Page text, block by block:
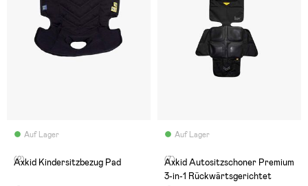
Auf Lager
(2)
Axkid Kindersitzbezug Pad
Auf Lager
(7)
Axkid Autositzschoner Premium
3-in-1 Rückwärtsgerichtet